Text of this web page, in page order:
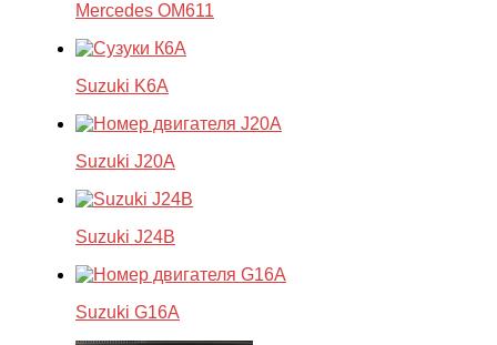
Mercedes OM611
Suzuki K6A
Suzuki J20A
Suzuki J24B
Suzuki G16A